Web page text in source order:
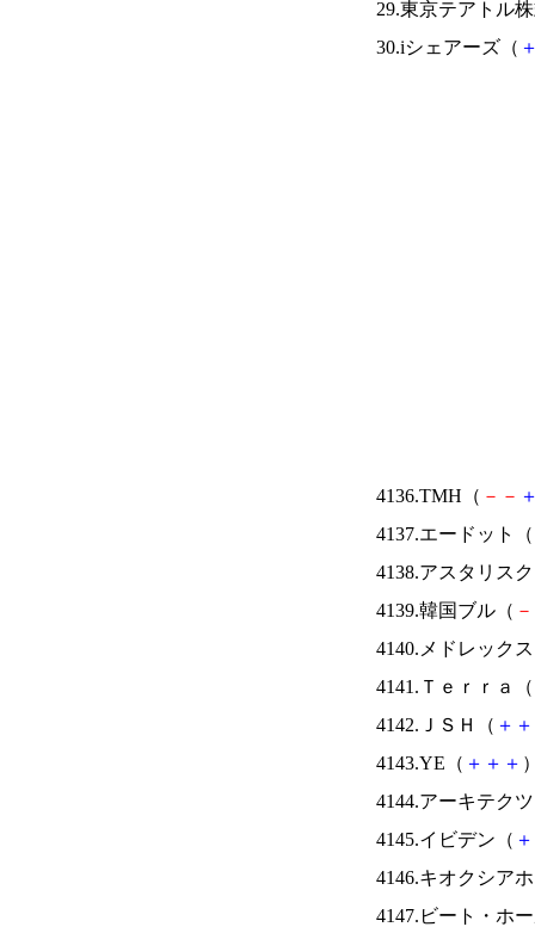
29.東京テアトル
30.iシェアーズ（
4136.TMH（ － －
4137.エードット（
4138.アスタリス
4139.韓国ブル（ －
4140.メドレック
4141.Ｔｅｒｒａ（
4142.ＪＳＨ（ ＋ ＋
4143.YE（ ＋ ＋ ＋
4144.アーキテク
4145.イビデン（ ＋
4146.キオクシア
4147.ビート・ホ